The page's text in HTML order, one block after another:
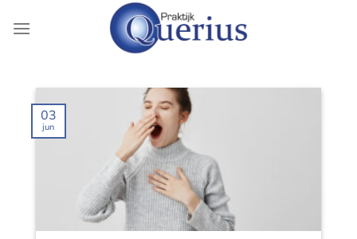
naar
03
jun